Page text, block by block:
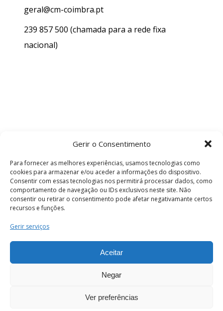
Gerir o Consentimento
Para fornecer as melhores experiências, usamos tecnologias como
cookies para armazenar e/ou aceder a informações do dispositivo.
Consentir com essas tecnologias nos permitirá processar dados, como
comportamento de navegação ou IDs exclusivos neste site. Não
consentir ou retirar o consentimento pode afetar negativamante certos
recursos e funções.
Gerir serviços
Aceitar
Negar
Ver preferências
geral@cm-coimbra.pt
239 857 500 (chamada para a rede fixa
nacional)
Termos e Condições
os direitos reservados.